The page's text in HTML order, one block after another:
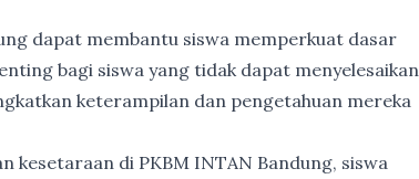
dapat membantu siswa memperkuat dasar
bagi siswa yang tidak dapat menyelesaikan
keterampilan dan pengetahuan mereka
kesetaraan di PKBM INTAN Bandung, siswa